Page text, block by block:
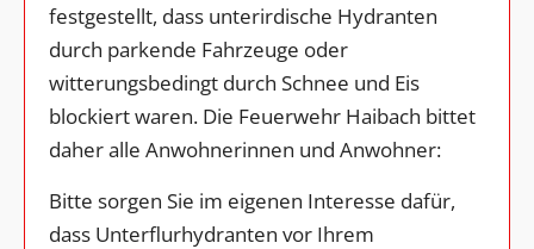
festgestellt, dass unterirdische Hydranten
durch parkende Fahrzeuge oder
witterungsbedingt durch Schnee und Eis
blockiert waren. Die Feuerwehr Haibach bittet
daher alle Anwohnerinnen und Anwohner:
Bitte sorgen Sie im eigenen Interesse dafür,
dass Unterflurhydranten vor Ihrem